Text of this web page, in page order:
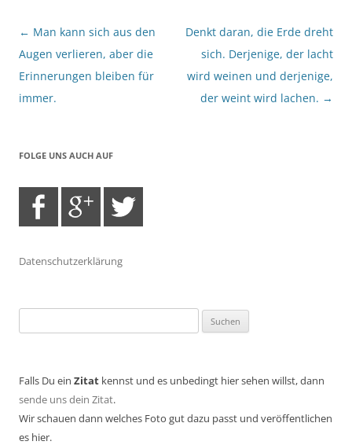
Beitragsnavigation
← Man kann sich aus den
Augen verlieren, aber die
Erinnerungen bleiben für
immer.
Denkt daran, die Erde dreht
sich. Derjenige, der lacht
wird weinen und derjenige,
der weint wird lachen. →
FOLGE UNS AUCH AUF
Datenschutzerklärung
nach:
Falls Du ein Zitat kennst und es unbedingt hier sehen willst, dann
sende uns dein Zitat.
Wir schauen dann welches Foto gut dazu passt und veröffentlichen
es hier.